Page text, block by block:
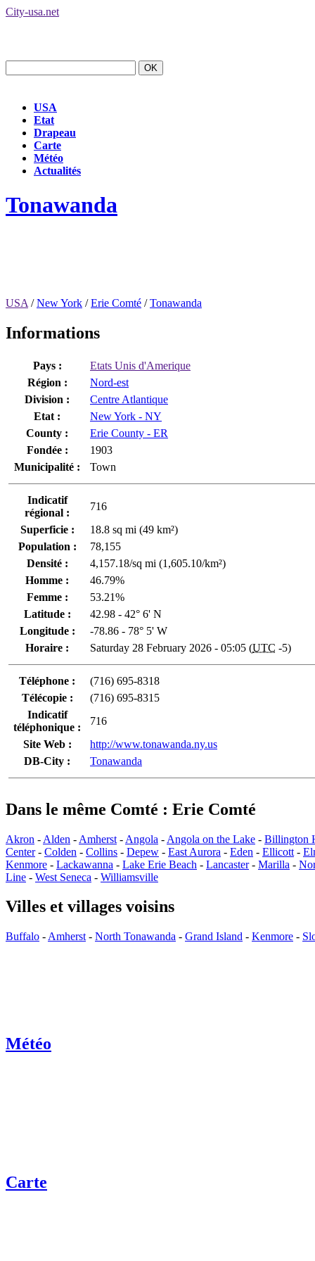
City-usa.net
USA
Etat
Drapeau
Carte
Météo
Actualités
Tonawanda
USA /New York /Erie Comté /Tonawanda
Informations
Pays :
Etats Unis d'Amerique
Région :
Nord-est
Division :
Centre Atlantique
Etat :
New York - NY
County :
Erie County - ER
Fondée :
1903
Municipalité :
Town
Indicatif
régional :
716
Superficie :
18.8 sq mi (49 km²)
Population :
78,155
Densité :
4,157.18/sq mi (1,605.10/km²)
Homme :
46.79%
Femme :
53.21%
Latitude :
42.98 - 42° 6' N
Longitude :
-78.86 - 78° 5' W
Horaire :
Saturday 28 February 2026 - 05:05 (UTC -5)
Téléphone :
(716) 695-8318
Télécopie :
(716) 695-8315
Indicatif
téléphonique :
716
Site Web :
http://www.tonawanda.ny.us
DB-City :
Tonawanda
Dans le même Comté : Erie Comté
Akron - Alden - Amherst - Angola - Angola on the Lake - Billington
Center- Colden - Collins - Depew - East Aurora - Eden - Ellicott -
Kenmore - Lackawanna - Lake Erie Beach - Lancaster- Marilla -
Line - West Seneca - Williamsville
Villes et villages voisins
Buffalo - Amherst - North Tonawanda - Grand Island - Kenmore -
Météo
Carte